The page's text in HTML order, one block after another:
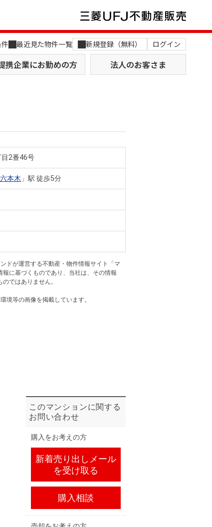
最近見た物件一覧 新規登録（無料） ログイン
携企業にお勤めの方 法人のお客さま
土地を探す
まい1プラス（お役立ちコラム）
AI不動産査定
まい1プラス（お役立ちコラム）
舗のご案内（関西）
Way
目2番46号
六本木 」駅 徒歩5分
ドが運営する不動産・物件情報サイト「マ
に基づくものであり、当社は、その情報
ではありません。
境等の画像を掲載しています。
このマンションに関する
お問い合わせ
購入をお考えの方
新着売り出しメール
を受け取る
購入相談